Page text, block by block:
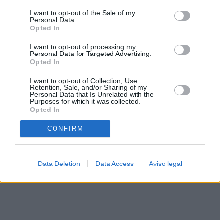
cualquier momento entrando de nuevo en este sitio web o
visitando nuestra política de privacidad.
I want to opt-out of the Sale of my
Personal Data.
Opted In
I want to opt-out of processing my
Personal Data for Targeted Advertising.
Opted In
I want to opt-out of Collection, Use,
Retention, Sale, and/or Sharing of my
Personal Data that Is Unrelated with the
Purposes for which it was collected.
Opted In
CONFIRM
Data Deletion Data Access Aviso legal